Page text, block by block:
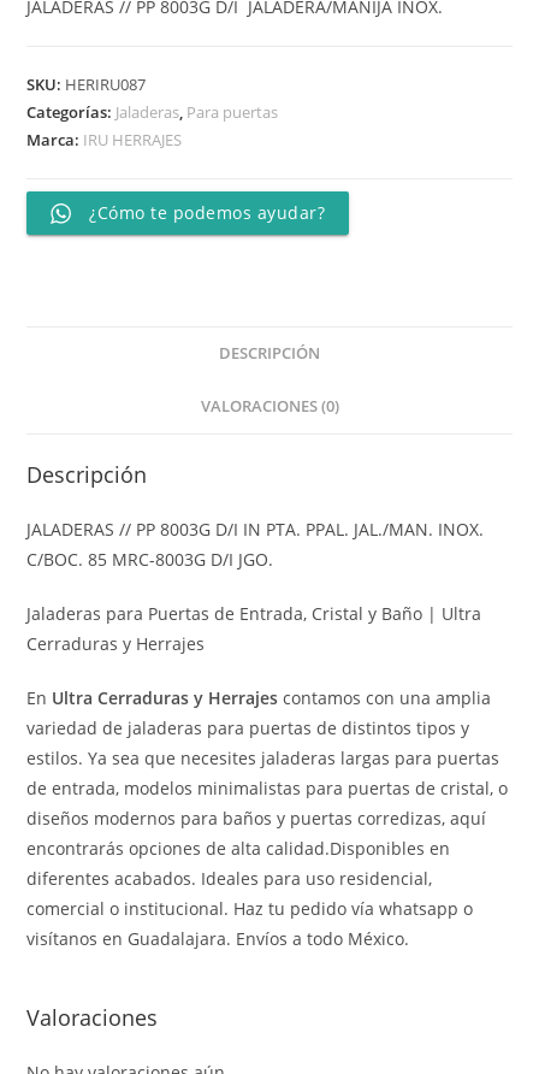
JALADERAS // PP 8003G D/I JALADERA/MANIJA INOX.
SKU: HERIRU087
Categorías: Jaladeras, Para puertas
Marca: IRU HERRAJES
¿Cómo te podemos ayudar?
DESCRIPCIÓN
VALORACIONES (0)
Descripción
JALADERAS // PP 8003G D/I IN PTA. PPAL. JAL./MAN. INOX.
C/BOC. 85 MRC-8003G D/I JGO.
Jaladeras para Puertas de Entrada, Cristal y Baño | Ultra
Cerraduras y Herrajes
En Ultra Cerraduras y Herrajes contamos con una amplia
variedad de jaladeras para puertas de distintos tipos y
estilos. Ya sea que necesites jaladeras largas para puertas
de entrada, modelos minimalistas para puertas de cristal, o
diseños modernos para baños y puertas corredizas, aquí
encontrarás opciones de alta calidad.Disponibles en
diferentes acabados. Ideales para uso residencial,
comercial o institucional. Haz tu pedido vía whatsapp o
visítanos en Guadalajara. Envíos a todo México.
Valoraciones